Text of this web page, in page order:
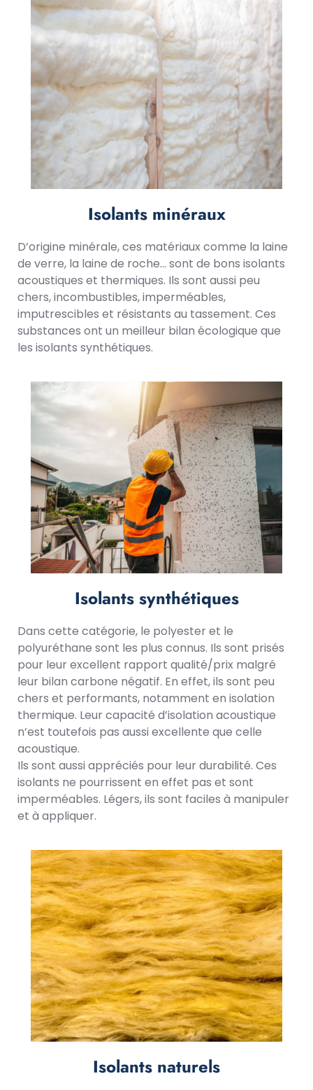
Isolants minéraux
D’origine minérale, ces matériaux comme la laine
de verre, la laine de roche… sont de bons isolants
acoustiques et thermiques. Ils sont aussi peu
chers, incombustibles, imperméables,
imputrescibles et résistants au tassement. Ces
substances ont un meilleur bilan écologique que
les isolants synthétiques.
Isolants synthétiques
Dans cette catégorie, le polyester et le
polyuréthane sont les plus connus. Ils sont prisés
pour leur excellent rapport qualité/prix malgré
leur bilan carbone négatif. En effet, ils sont peu
chers et performants, notamment en isolation
thermique. Leur capacité d’isolation acoustique
n’est toutefois pas aussi excellente que celle
acoustique.
Ils sont aussi appréciés pour leur durabilité. Ces
isolants ne pourrissent en effet pas et sont
imperméables. Légers, ils sont faciles à manipuler
et à appliquer.
Isolants naturels